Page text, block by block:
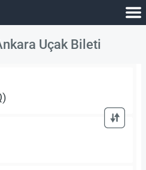
Uçak Bileti